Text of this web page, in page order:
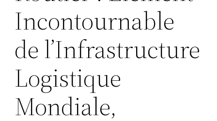
Incontournable
de l’Infrastructure
Logistique
Mondiale,